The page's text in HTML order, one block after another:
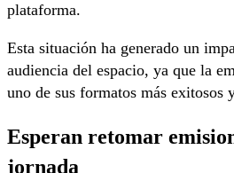
plataforma.
Esta situación ha generado un
audiencia del espacio, ya que la
uno de sus formatos más exitosos
Esperan retomar
jornada